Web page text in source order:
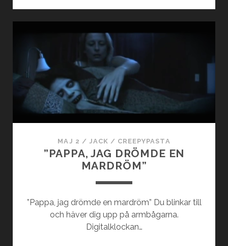
MAJ 2 / JACK / CREEPYPASTA
”PAPPA, JAG DRÖMDE EN
MARDRÖM”
”Pappa, jag drömde en mardröm” Du blinkar till
och häver dig upp på armbågarna.
Digitalklockan…